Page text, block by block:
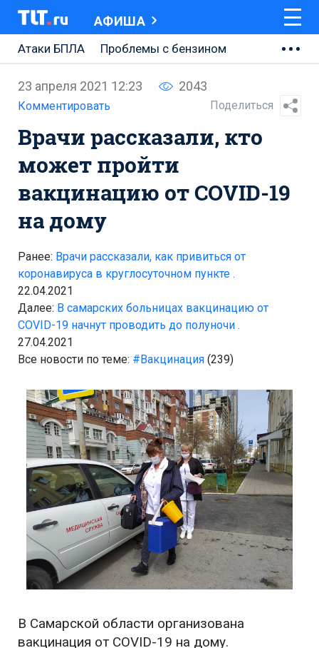
АФИША
Атаки БПЛА
Проблемы с бензином
Ремонт Центральной площади
Ремонт Обводного шоссе
Набережная Тольятти
Неделя Тольятти
23 апреля 2021 12:23 2043
Комментировать Поделиться
Врачи рассказали, кто
может пройти
вакцинацию от COVID-19
на дому
Ранее: Врачи рассказали, как привиться от
коронавируса в круглосуточном пункте .
22.04.2021
Далее: В самарских больницах вакцинацию от
COVID-19 начнут проводить до полуночи .
27.04.2021
Все новости по теме: #Вакцинация (239)
В Самарской области организована
вакцинация от COVID-19 на дому.